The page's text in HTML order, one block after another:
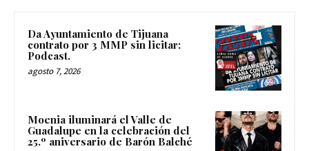
Da Ayuntamiento de Tijuana
contrato por 3 MMP sin licitar:
Podcast.
agosto 7, 2026
Moenia iluminará el Valle de
Guadalupe en la celebración del
25.º aniversario de Barón Balché